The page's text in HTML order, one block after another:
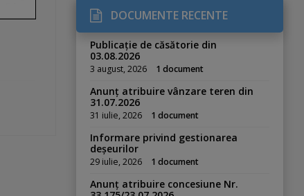
DOCUMENTE RECENTE
Publicație de căsătorie din
03.08.2026
3 august, 2026 1 document
Anunț atribuire vânzare teren din
31.07.2026
31 iulie, 2026 1 document
Informare privind gestionarea
deșeurilor
29 iulie, 2026 1 document
Anunț atribuire concesiune Nr.